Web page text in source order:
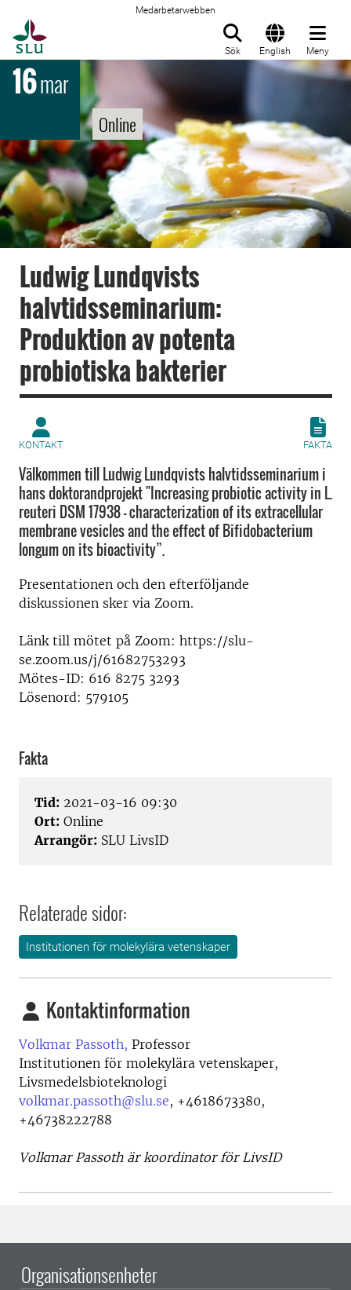
Medarbetarwebben
Sök English Meny
16mar
Online
Ludwig Lundqvists
halvtidsseminarium:
Produktion av potenta
probiotiska bakterier
KONTAKT FAKTA
Välkommen till Ludwig Lundqvists halvtidsseminarium i
hans doktorandprojekt "Increasing probiotic activity in L.
reuteri DSM 17938 – characterization of its extracellular
membrane vesicles and the effect of Bifidobacterium
longum on its bioactivity”.
Presentationen och den efterföljande
diskussionen sker via Zoom.
Länk till mötet på Zoom: https://slu-
se.zoom.us/j/61682753293
Mötes-ID: 616 8275 3293
Lösenord: 579105
Fakta
Tid: 2021-03-16 09:30
Ort: Online
Arrangör: SLU LivsID
Relaterade sidor:
Institutionen för molekylära vetenskaper
Kontaktinformation
Volkmar Passoth, Professor
Institutionen för molekylära vetenskaper,
Livsmedelsbioteknologi
volkmar.passoth@slu.se, +4618673380,
+46738222788
Volkmar Passoth är koordinator för LivsID
Organisationsenheter